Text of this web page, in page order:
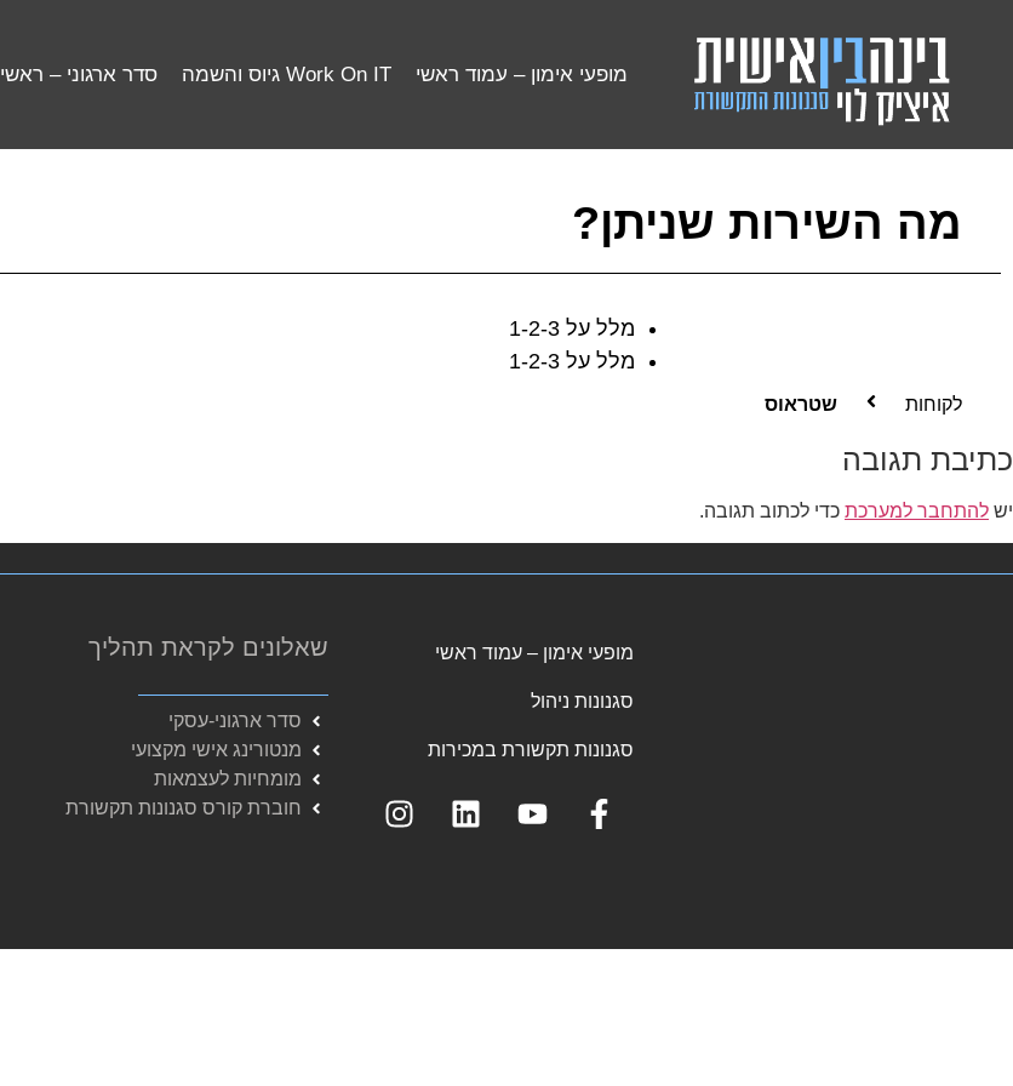
מופעי אימון – עמוד ראשי Work On IT גיוס והשמה סדר ארגוני – ראשי
מה השירות שניתן?
מלל על 1-2-3
מלל על 1-2-3
לקוחות שטראוס
כתיבת תגובה
יש להתחבר למערכת כדי לכתוב תגובה.
מופעי אימון – עמוד ראשי
סגנונות ניהול
סגנונות תקשורת במכירות
שאלונים לקראת תהליך
סדר ארגוני-עסקי
מנטורינג אישי מקצועי
מומחיות לעצמאות
חוברת קורס סגנונות תקשורת